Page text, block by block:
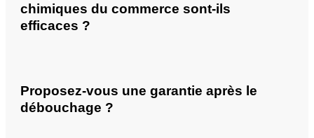
chimiques du commerce sont-ils
efficaces ?
Proposez-vous une garantie après le
débouchage ?